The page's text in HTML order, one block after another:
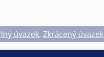
úvazek, Zkrácený úvazek